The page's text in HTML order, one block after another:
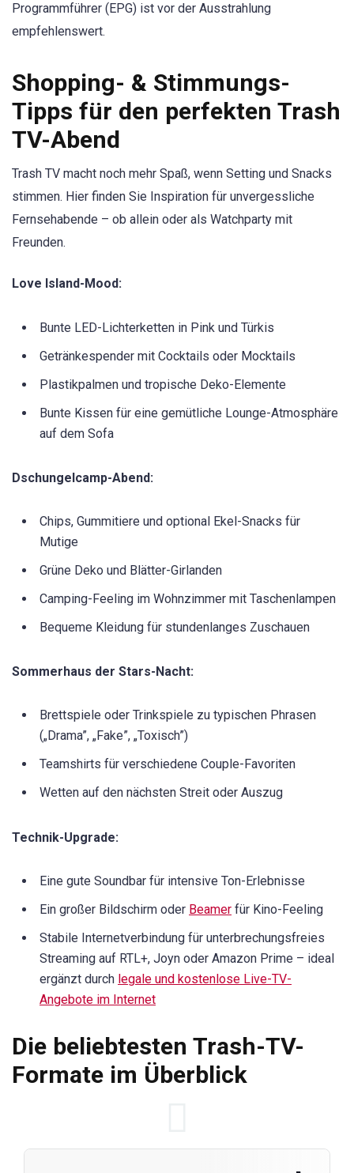
Programmführer (EPG) ist vor der Ausstrahlung
empfehlenswert.
Shopping- & Stimmungs-
Tipps für den perfekten Trash
TV-Abend
Trash TV macht noch mehr Spaß, wenn Setting und Snacks
stimmen. Hier finden Sie Inspiration für unvergessliche
Fernsehabende – ob allein oder als Watchparty mit
Freunden.
Love Island-Mood:
Bunte LED-Lichterketten in Pink und Türkis
Getränkespender mit Cocktails oder Mocktails
Plastikpalmen und tropische Deko-Elemente
Bunte Kissen für eine gemütliche Lounge-Atmosphäre
auf dem Sofa
Dschungelcamp-Abend:
Chips, Gummitiere und optional Ekel-Snacks für
Mutige
Grüne Deko und Blätter-Girlanden
Camping-Feeling im Wohnzimmer mit Taschenlampen
Bequeme Kleidung für stundenlanges Zuschauen
Sommerhaus der Stars-Nacht:
Brettspiele oder Trinkspiele zu typischen Phrasen
(„Drama”, „Fake”, „Toxisch”)
Teamshirts für verschiedene Couple-Favoriten
Wetten auf den nächsten Streit oder Auszug
Technik-Upgrade:
Eine gute Soundbar für intensive Ton-Erlebnisse
Ein großer Bildschirm oder Beamer für Kino-Feeling
Stabile Internetverbindung für unterbrechungsfreies
Streaming auf RTL+, Joyn oder Amazon Prime – ideal
ergänzt durch legale und kostenlose Live-TV-
Angebote im Internet
Die beliebtesten Trash-TV-
Formate im Überblick